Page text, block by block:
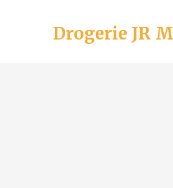
Drogerie JR